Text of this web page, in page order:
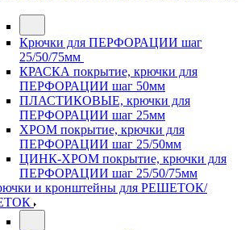
Крючки для ПЕРФОРАЦИИ шаг
25/50/75мм
КРАСКА покрытие, крючки для
ПЕРФОРАЦИИ шаг 50мм
ПЛАСТИКОВЫЕ, крючки для
ПЕРФОРАЦИИ шаг 25мм
ХРОМ покрытие, крючки для
ПЕРФОРАЦИИ шаг 25/50мм
ЦИНК-ХРОМ покрытие, крючки для
ПЕРФОРАЦИИ шаг 25/50/75мм
и кронштейны для РЕШЕТОК/